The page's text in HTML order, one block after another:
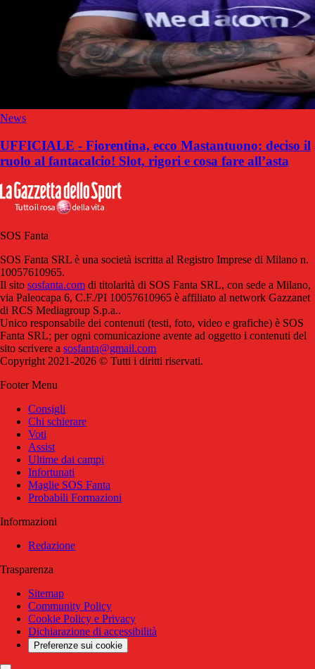
News
UFFICIALE - Fiorentina, ecco Mastantuono: deciso il
ruolo al fantacalcio! Slot, rigori e cosa fare all’asta
SOS Fanta
SOS Fanta SRL è una società iscritta al Registro Imprese di Milano n.
10057610965.
Il sito sosfanta.com di titolarità di SOS Fanta SRL, con sede a Milano,
via Paleocapa 6, C.F./PI 10057610965 è affiliato al network Gazzanet
di RCS Mediagroup S.p.a..
Unico responsabile dei contenuti (testi, foto, video e grafiche) è SOS
Fanta SRL; per ogni comunicazione avente ad oggetto i contenuti del
sito scrivere a sosfanta@gmail.com
Copyright 2021-2026 © Tutti i diritti riservati.
Footer Menu
Consigli
Chi schierare
Voti
Assist
Ultime dai campi
Infortunati
Maglie SOS Fanta
Probabili Formazioni
Informazioni
Redazione
Trasparenza
Sitemap
Community Policy
Cookie Policy e Privacy
Dichiarazione di accessibilità
Preferenze sui cookie